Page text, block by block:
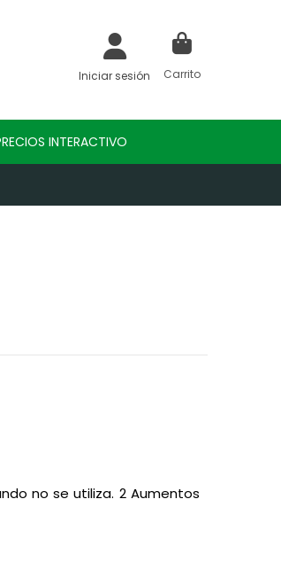
Iniciar sesión Carrito
INTERACTIVO
no se utiliza. 2 Aumentos